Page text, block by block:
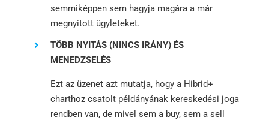
semmiképpen sem hagyja magára a már
megnyitott ügyleteket.
TÖBB NYITÁS (NINCS IRÁNY) ÉS
MENEDZSELÉS
Ezt az üzenet azt mutatja, hogy a Hibrid+
charthoz csatolt példányának kereskedési joga
rendben van, de mivel sem a buy, sem a sell